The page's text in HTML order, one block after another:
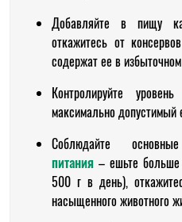
Добавляйте в пищу
откажитесь от
содержат ее в
Контролируйте уровень
максимально
Соблюдайте
питания – ешьте
500 г в день),
насыщенного животного